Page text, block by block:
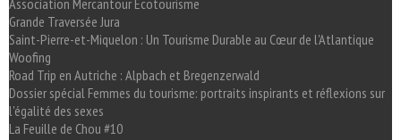
Association Mercantour Ecotourisme
Grande Traversée Jura
Saint-Pierre-et-Miquelon : Un Tourisme Durable au Cœur de l'Atlantique
Woofing
Road Trip en Autriche : Alpbach et Bregenzerwald
Dossier spécial Femmes du tourisme: portraits inspirants et réflexions sur
l'égalité des sexes
La Feuille de Chou #10